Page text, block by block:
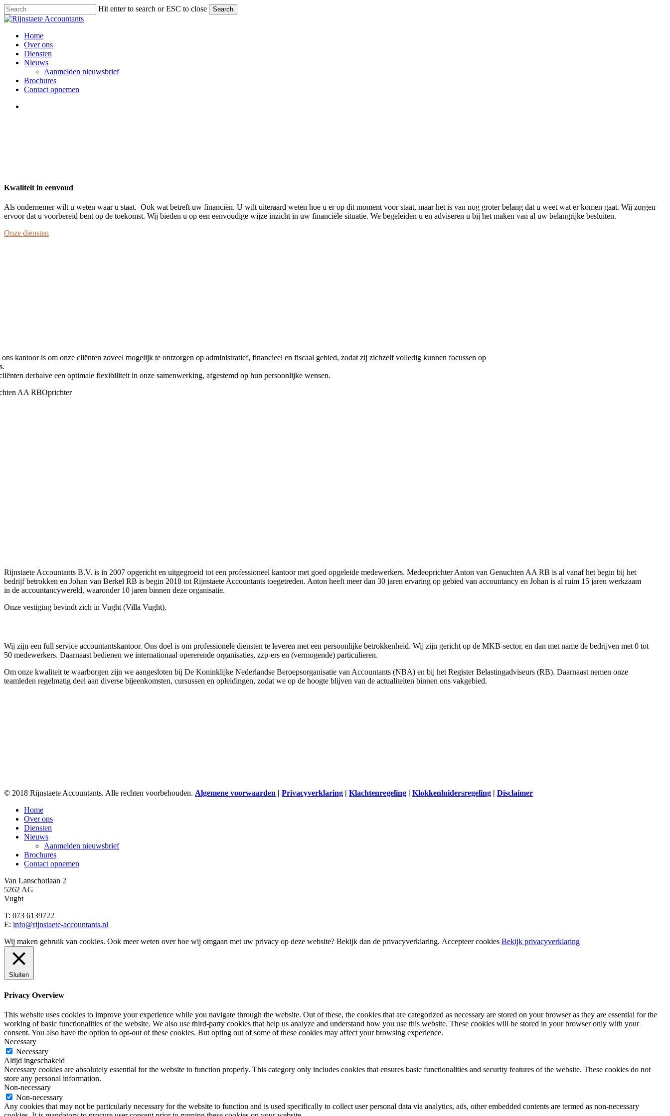
Skip
to
content
Hit enter to search or ESC to close Search
Close
Menu
Home
Over ons
Diensten
Nieuws
Aanmelden nieuwsbrief
Brochures
Contact opnemen
Kwaliteit in eenvoud
Als ondernemer wilt u weten waar u staat. Ook wat betreft uw financiën. U wilt uiteraard weten hoe u er op dit moment voor staat, maar het is van nog groter belang dat u weet wat er komen gaat. Wij zorgen
ervoor dat u voorbereid bent op de toekomst. Wij bieden u op een eenvoudige wijze inzicht in uw financiële situatie. We begeleiden u en adviseren u bij het maken van al uw belangrijke besluiten.
Onze diensten
kantoor is om onze cliënten zoveel mogelijk te ontzorgen op administratief, financieel en fiscaal gebied, zodat zij zichzelf volledig kunnen focussen op
derhalve een optimale flexibiliteit in onze samenwerking, afgestemd op hun persoonlijke wensen.
AA RBOprichter
Rijnstaete Accountants B.V. is in 2007 opgericht en uitgegroeid tot een professioneel kantoor met goed opgeleide medewerkers. Medeoprichter Anton van Genuchten AA RB is al vanaf het begin bij het
bedrijf betrokken en Johan van Berkel RB is begin 2018 tot Rijnstaete Accountants toegetreden. Anton heeft meer dan 30 jaren ervaring op gebied van accountancy en Johan is al ruim 15 jaren werkzaam
in de accountancywereld, waaronder 10 jaren binnen deze organisatie.
Onze vestiging bevindt zich in Vught (Villa Vught).
Wij zijn een full service accountantskantoor. Ons doel is om professionele diensten te leveren met een persoonlijke betrokkenheid. Wij zijn gericht op de MKB-sector, en dan met name de bedrijven met 0 tot
50 medewerkers. Daarnaast bedienen we internationaal opererende organisaties, zzp-ers en (vermogende) particulieren.
Om onze kwaliteit te waarborgen zijn we aangesloten bij De Koninklijke Nederlandse Beroepsorganisatie van Accountants (NBA) en bij het Register Belastingadviseurs (RB). Daarnaast nemen onze
teamleden regelmatig deel aan diverse bijeenkomsten, cursussen en opleidingen, zodat we op de hoogte blijven van de actualiteiten binnen ons vakgebied.
© 2018 Rijnstaete Accountants. Alle rechten voorbehouden. Algemene voorwaarden | Privacyverklaring | Klachtenregeling | Klokkenluidersregeling | Disclaimer
Close
Menu
Home
Over ons
Diensten
Nieuws
Aanmelden nieuwsbrief
Brochures
Contact opnemen
Van Lanschotlaan 2
5262 AG
Vught
T: 073 6139722
E: info@rijnstaete-accountants.nl
Wij maken gebruik van cookies. Ook meer weten over hoe wij omgaan met uw privacy op deze website? Bekijk dan de privacyverklaring. Accepteer cookies Bekijk privacyverklaring
Sluiten
Privacy Overview
This website uses cookies to improve your experience while you navigate through the website. Out of these, the cookies that are categorized as necessary are stored on your browser as they are essential for the
working of basic functionalities of the website. We also use third-party cookies that help us analyze and understand how you use this website. These cookies will be stored in your browser only with your
consent. You also have the option to opt-out of these cookies. But opting out of some of these cookies may affect your browsing experience.
Necessary
Necessary
Altijd ingeschakeld
Necessary cookies are absolutely essential for the website to function properly. This category only includes cookies that ensures basic functionalities and security features of the website. These cookies do not
store any personal information.
Non-necessary
Non-necessary
Any cookies that may not be particularly necessary for the website to function and is used specifically to collect user personal data via analytics, ads, other embedded contents are termed as non-necessary